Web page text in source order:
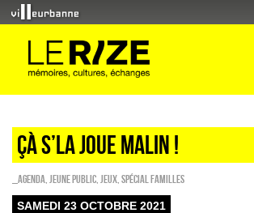
ÇÀ S’LA JOUE MALIN !
_Agenda Jeune public Jeux Spécial familles
SAMEDI 23 OCTOBRE 2021